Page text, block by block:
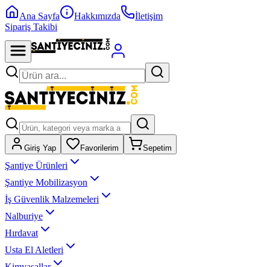
Ana Sayfa Hakkımızda
İletişim
Sipariş Takibi
Giriş Yap Favorilerim Sepetim
Şantiye Ürünleri
Şantiye Mobilizasyon
İş Güvenlik Malzemeleri
Nalburiye
Hırdavat
Usta El Aletleri